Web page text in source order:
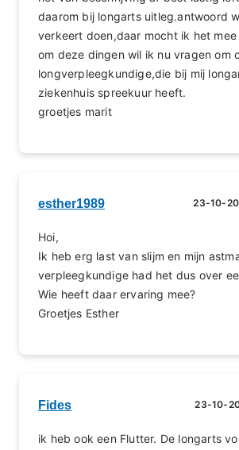
daarom bij longarts uitleg.antwoord
verkeert doen,daar mocht ik het
om deze dingen wil ik nu vragen om
longverpleegkundige,die bij mij
ziekenhuis spreekuur heeft.
groetjes marit
esther1989 23-10-
Hoi,
Ik heb erg last van slijm en mijn
verpleegkundige had het dus over
Wie heeft daar ervaring mee?
Groetjes Esther
Fides 23-10-
ik heb ook een Flutter. De longarts